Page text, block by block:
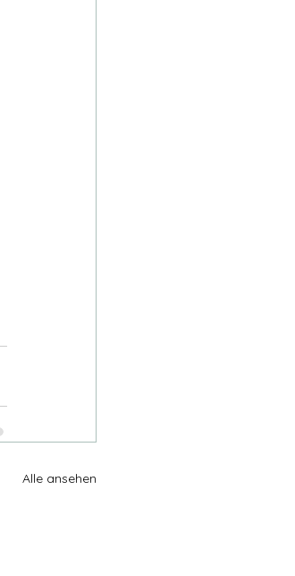
Alle ansehen